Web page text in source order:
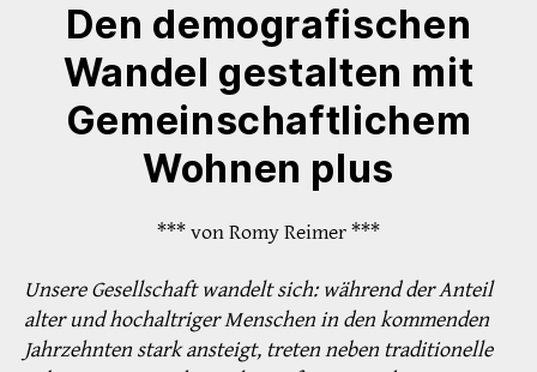
Den demografischen
Wandel gestalten mit
Gemeinschaftlichem
Wohnen plus
*** von Romy Reimer ***
Unsere Gesellschaft wandelt sich: während der Anteil
alter und hochaltriger Menschen in den kommenden
Jahrzehnten stark ansteigt, treten neben traditionelle